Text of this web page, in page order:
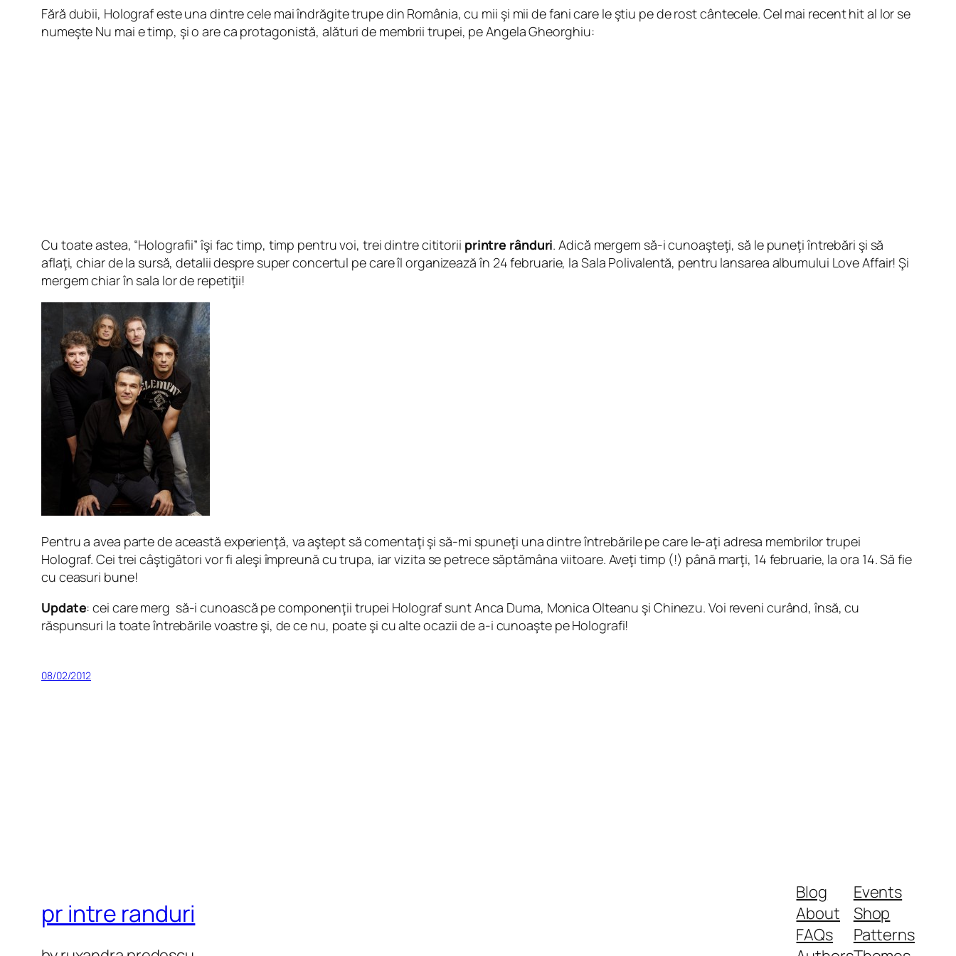
Fără dubii, Holograf este una dintre cele mai îndrăgite trupe din România, cu mii şi mii de fani care le ştiu pe de rost cântecele. Cel mai recent hit al lor se
numeşte Nu mai e timp, şi o are ca protagonistă, alături de membrii trupei, pe Angela Gheorghiu:
Cu toate astea, “Holografii” îşi fac timp, timp pentru voi, trei dintre cititorii printre rânduri. Adică mergem să-i cunoaşteţi, să le puneţi întrebări şi să
aflaţi, chiar de la sursă, detalii despre super concertul pe care îl organizează în 24 februarie, la Sala Polivalentă, pentru lansarea albumului Love Affair! Şi
mergem chiar în sala lor de repetiţii!
Pentru a avea parte de această experienţă, va aştept să comentaţi şi să-mi spuneţi una dintre întrebările pe care le-aţi adresa membrilor trupei
Holograf. Cei trei câştigători vor fi aleşi împreună cu trupa, iar vizita se petrece săptămâna viitoare. Aveţi timp (!) până marţi, 14 februarie, la ora 14. Să fie
cu ceasuri bune!
Update: cei care merg să-i cunoască pe componenţii trupei Holograf sunt Anca Duma, Monica Olteanu şi Chinezu. Voi reveni curând, însă, cu
răspunsuri la toate întrebările voastre şi, de ce nu, poate şi cu alte ocazii de a-i cunoaşte pe Holografi!
08/02/2012
pr intre randuri
Blog
About
FAQs
Events
Shop
Patterns